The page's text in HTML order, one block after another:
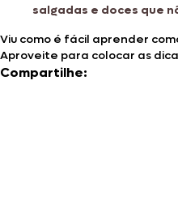
salgadas e doces que
Viu como é fácil aprender
Aproveite para colocar as
Compartilhe: